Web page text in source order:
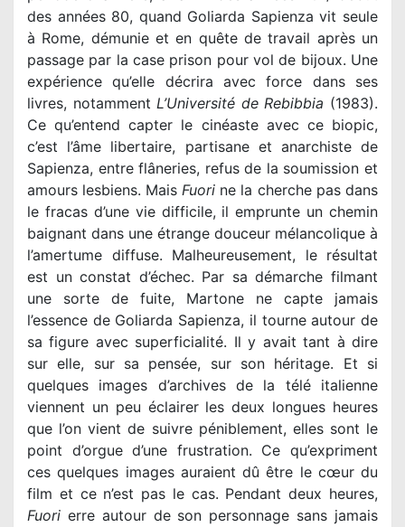
des années 80, quand Goliarda Sapienza vit seule
à Rome, démunie et en quête de travail après un
passage par la case prison pour vol de bijoux. Une
expérience qu’elle décrira avec force dans ses
livres, notamment L’Université de Rebibbia (1983).
Ce qu’entend capter le cinéaste avec ce biopic,
c’est l’âme libertaire, partisane et anarchiste de
Sapienza, entre flâneries, refus de la soumission et
amours lesbiens. Mais Fuori ne la cherche pas dans
le fracas d’une vie difficile, il emprunte un chemin
baignant dans une étrange douceur mélancolique à
l’amertume diffuse. Malheureusement, le résultat
est un constat d’échec. Par sa démarche filmant
une sorte de fuite, Martone ne capte jamais
l’essence de Goliarda Sapienza, il tourne autour de
sa figure avec superficialité. Il y avait tant à dire
sur elle, sur sa pensée, sur son héritage. Et si
quelques images d’archives de la télé italienne
viennent un peu éclairer les deux longues heures
que l’on vient de suivre péniblement, elles sont le
point d’orgue d’une frustration. Ce qu’expriment
ces quelques images auraient dû être le cœur du
film et ce n’est pas le cas. Pendant deux heures,
Fuori erre autour de son personnage sans jamais